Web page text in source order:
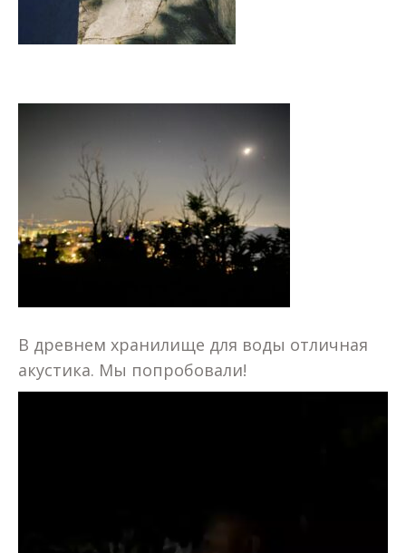
В древнем хранилище для воды отличная
акустика. Мы попробовали!